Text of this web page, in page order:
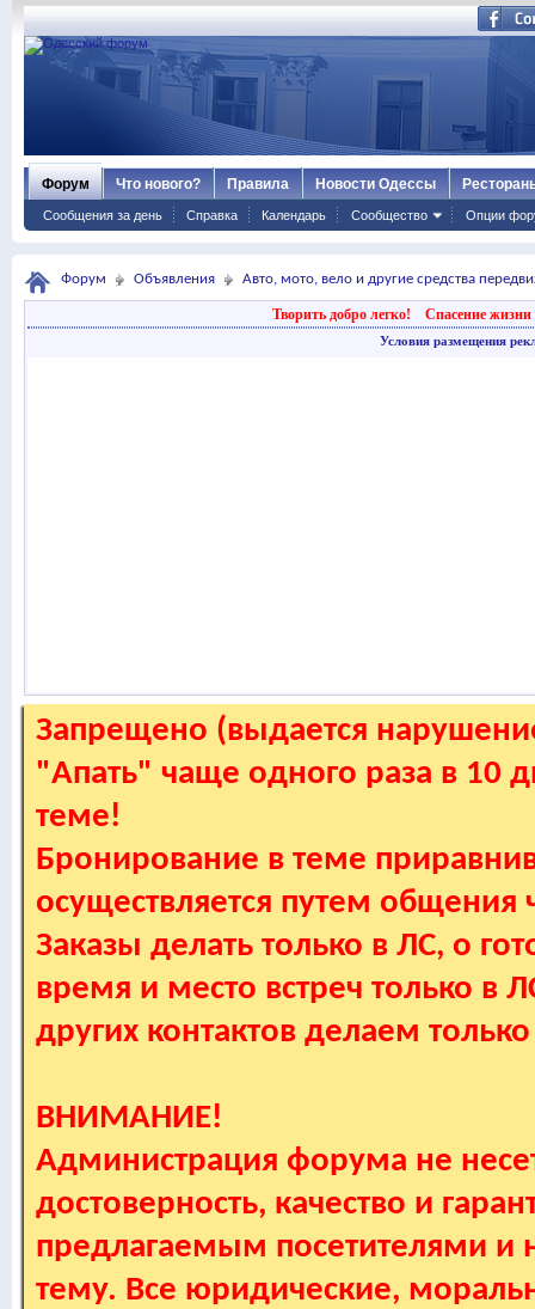
Форум
Сообщения за день Справка Календарь Сообщество Опции
Что нового? Правила Новости Одессы
Форум Объявления Авто, мото, вело и другие средства
Творить добро легко! Спасение жизни
Условия размещения
Запрещено (выдается
"Апать" чаще одного раза в 10
теме!
Бронирование в теме
осуществляется путем
Заказы делать только в ЛС, о
время и место встреч только в
других контактов делаем
ВНИМАНИЕ!
Администрация форума не
достоверность, качество и
предлагаемым посетителями и
тему. Все юридические,